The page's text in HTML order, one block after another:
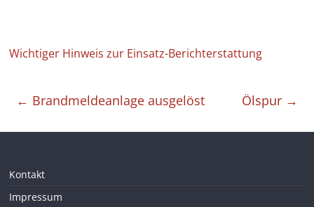
Wichtiger Hinweis zur Einsatz-Berichterstattung
← Brandmeldeanlage ausgelöst Ölspur →
Kontakt
Impressum